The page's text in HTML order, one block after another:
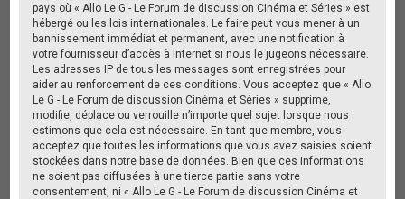
pays où « Allo Le G - Le Forum de discussion Cinéma et Séries » est
hébergé ou les lois internationales. Le faire peut vous mener à un
bannissement immédiat et permanent, avec une notification à
votre fournisseur d’accès à Internet si nous le jugeons nécessaire.
Les adresses IP de tous les messages sont enregistrées pour
aider au renforcement de ces conditions. Vous acceptez que « Allo
Le G - Le Forum de discussion Cinéma et Séries » supprime,
modifie, déplace ou verrouille n’importe quel sujet lorsque nous
estimons que cela est nécessaire. En tant que membre, vous
acceptez que toutes les informations que vous avez saisies soient
stockées dans notre base de données. Bien que ces informations
ne soient pas diffusées à une tierce partie sans votre
consentement, ni « Allo Le G - Le Forum de discussion Cinéma et